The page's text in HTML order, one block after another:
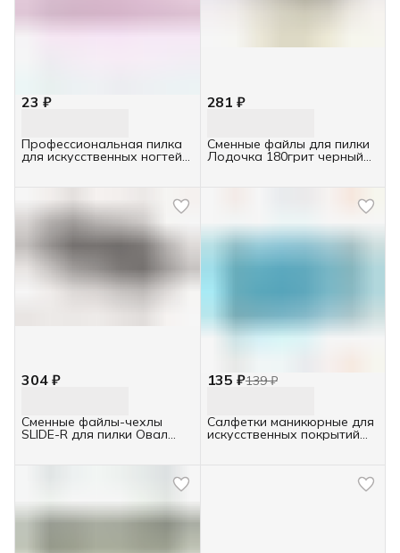
23 ₽
Профессиональная пилка
для искусственных ногтей
281 ₽
Сменные файлы для пилки
Лодочка 180грит черный
304 ₽
Сменные файлы-чехлы
SLIDE-R для пилки Овал
135 ₽139 ₽
Салфетки маникюрные для
искусственных покрытий